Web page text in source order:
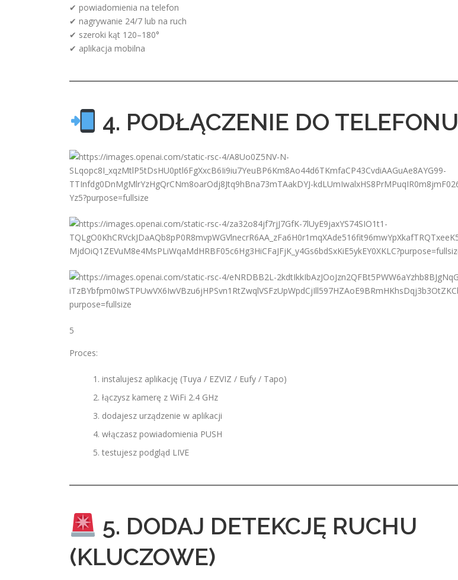
✔ powiadomienia na telefon
✔ nagrywanie 24/7 lub na ruch
✔ szeroki kąt 120–180°
✔ aplikacja mobilna
4. PODŁĄCZENIE DO TELEFONU
5
Proces:
instalujesz aplikację (Tuya / EZVIZ / Eufy / Tapo)
łączysz kamerę z WiFi 2.4 GHz
dodajesz urządzenie w aplikacji
włączasz powiadomienia PUSH
testujesz podgląd LIVE
5. DODAJ DETEKCJĘ RUCHU
(KLUCZOWE)